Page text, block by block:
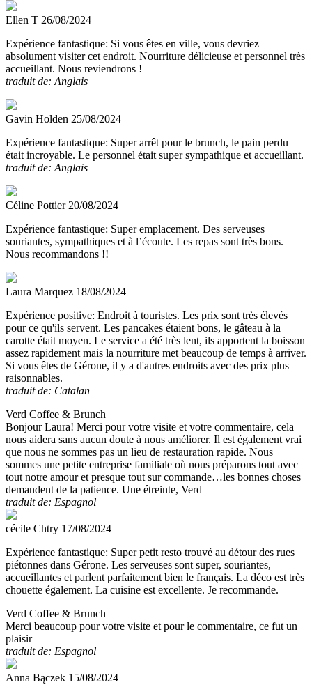
Ellen T 26/08/2024
Expérience fantastique: Si vous êtes en ville, vous devriez
absolument visiter cet endroit. Nourriture délicieuse et personnel très
accueillant. Nous reviendrons !
traduit de: Anglais
Gavin Holden 25/08/2024
Expérience fantastique: Super arrêt pour le brunch, le pain perdu
était incroyable. Le personnel était super sympathique et accueillant.
traduit de: Anglais
Céline Pottier 20/08/2024
Expérience fantastique: Super emplacement. Des serveuses
souriantes, sympathiques et à l’écoute. Les repas sont très bons.
Nous recommandons !!
Laura Marquez 18/08/2024
Expérience positive: Endroit à touristes. Les prix sont très élevés
pour ce qu'ils servent. Les pancakes étaient bons, le gâteau à la
carotte était moyen. Le service a été très lent, ils apportent la boisson
assez rapidement mais la nourriture met beaucoup de temps à arriver.
Si vous êtes de Gérone, il y a d'autres endroits avec des prix plus
raisonnables.
traduit de: Catalan
Verd Coffee & Brunch
Bonjour Laura! Merci pour votre visite et votre commentaire, cela
nous aidera sans aucun doute à nous améliorer. Il est également vrai
que nous ne sommes pas un lieu de restauration rapide. Nous
sommes une petite entreprise familiale où nous préparons tout avec
tout notre amour et presque tout sur commande…les bonnes choses
demandent de la patience. Une étreinte, Verd
traduit de: Espagnol
cécile Chtry 17/08/2024
Expérience fantastique: Super petit resto trouvé au détour des rues
piétonnes dans Gérone. Les serveuses sont super, souriantes,
accueillantes et parlent parfaitement bien le français. La déco est très
chouette également. La cuisine est excellente. Je recommande.
Verd Coffee & Brunch
Merci beaucoup pour votre visite et pour le commentaire, ce fut un
plaisir
traduit de: Espagnol
Anna Bączek 15/08/2024